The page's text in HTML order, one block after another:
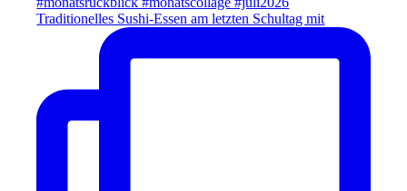
Traditionelles Sushi-Essen am letzten Schultag mit